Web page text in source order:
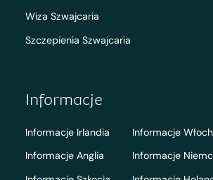
Wiza Szwajcaria
Szczepienia Szwajcaria
Informacje
Informacje Irlandia
Informacje Anglia
Informacje
Informacje